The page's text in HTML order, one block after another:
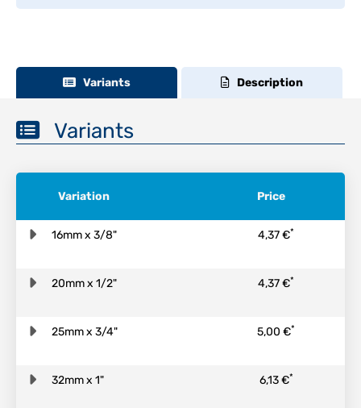
Variants Description
Variants
Variation Price
16mm x 3/8" 4,37 €*
20mm x 1/2" 4,37 €*
25mm x 3/4" 5,00 €*
32mm x 1" 6,13 €*